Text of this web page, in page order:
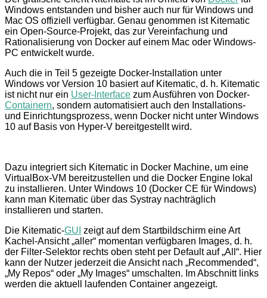
Windows entstanden und bisher auch nur für Windows und
Mac OS offiziell verfügbar. Genau genommen ist Kitematic
ein Open-Source-Projekt, das zur Vereinfachung und
Rationalisierung von Docker auf einem Mac oder Windows-
PC entwickelt wurde.
Auch die in Teil 5 gezeigte Docker-Installation unter
Windows vor Version 10 basiert auf Kitematic, d. h. Kitematic
ist nicht nur ein User-Interface zum Ausführen von Docker-
Containern, sondern automatisiert auch den Installations-
und Einrichtungsprozess, wenn Docker nicht unter Windows
10 auf Basis von Hyper-V bereitgestellt wird.
Dazu integriert sich Kitematic in Docker Machine, um eine
VirtualBox-VM bereitzustellen und die Docker Engine lokal
zu installieren. Unter Windows 10 (Docker CE für Windows)
kann man Kitematic über das Systray nachträglich
installieren und starten.
Die Kitematic-GUI zeigt auf dem Startbildschirm eine Art
Kachel-Ansicht „aller“ momentan verfügbaren Images, d. h.
der Filter-Selektor rechts oben steht per Default auf „All“. Hier
kann der Nutzer jederzeit die Ansicht nach „Recommended“,
„My Repos“ oder „My Images“ umschalten. Im Abschnitt links
werden die aktuell laufenden Container angezeigt.